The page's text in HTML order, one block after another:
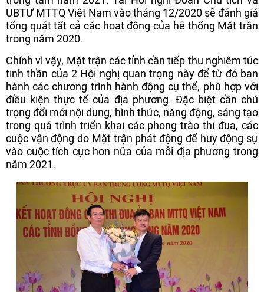
UBTƯ MTTQ Việt Nam vào tháng 12/2020 sẽ đánh giá
tổng quát tất cả các hoạt động của hệ thống Mặt trận
trong năm 2020.
Chính vì vậy, Mặt trận các tỉnh cần tiếp thu nghiêm túc
tinh thần của 2 Hội nghị quan trọng này để từ đó ban
hành các chương trình hành động cụ thể, phù hợp với
điều kiện thực tế của địa phương. Đặc biệt cần chú
trọng đổi mới nội dung, hình thức, năng động, sáng tạo
trong quá trình triển khai các phong trào thi đua, các
cuộc vận động do Mặt trận phát động để huy động sự
vào cuộc tích cực hơn nữa của mỗi địa phương trong
năm 2021.